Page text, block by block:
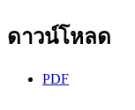
ดาวน์โหลด
PDF